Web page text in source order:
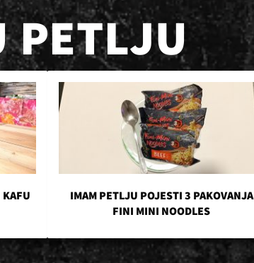
PETLJU
IMAM PETLJU POJESTI 3 PAKOVANJA
FINI MINI NOODLES